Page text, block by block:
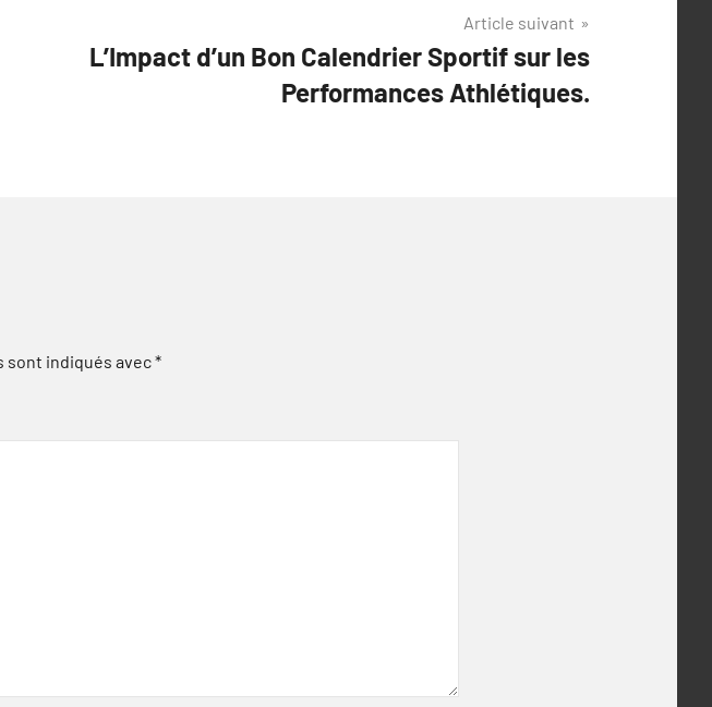
Article suivant
L’Impact d’un Bon Calendrier Sportif sur les
Performances Athlétiques.
sont indiqués avec*